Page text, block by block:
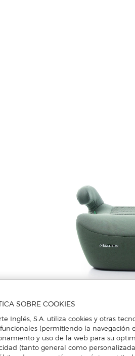
SOBRE COOKIES
Inglés, S.A. utiliza cookies y otras
(permitiendo la navegación
y uso de la web para su
(tanto general como